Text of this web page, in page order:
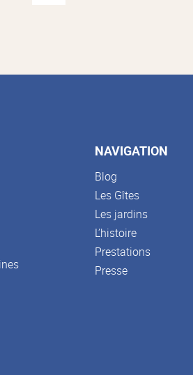
NAVIGATION
Blog
Les Gîtes
Les jardins
L’histoire
Prestations
Presse